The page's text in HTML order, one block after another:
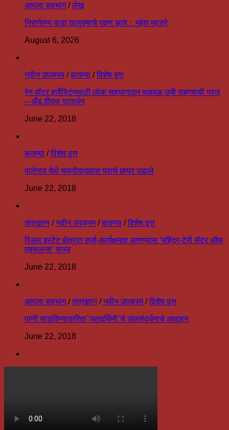
आपला सहभाग/लेख
निसर्गरम्य वाडा तालुक्याचे रक्षण व्हावे : महेश म्हात्रे
August 6, 2026
नवीन उपक्रम/बातम्या /विशेष वृत्त
रेन वॉटर हार्वेस्टिंगसाठी लोक सहभागातून चळवळ उभी राहण्याची गरज
– अँड.दीपक पटवर्धन
June 22, 2018
बातम्या /विशेष वृत्त
पालेगाव येथे चक्रीवादळात घराचे छप्पर उडाले
June 22, 2018
तंत्रज्ञान/नवीन उपक्रम/बातम्या /विशेष वृत्त
रिअल इस्टेट क्षेत्रात उर्जा-कार्यक्षमता आणण्यास ‘महिंद्र-टेरी सेंटर ऑफ
एक्सलन्स’ सज्ज
June 22, 2018
आपला सहभाग/तंत्रज्ञान/नवीन उपक्रम/विशेष वृत्त
पाणी साठविण्याकरिता`जलवर्धिनी`चे जलसंवर्धनाचे आवाहन
June 22, 2018